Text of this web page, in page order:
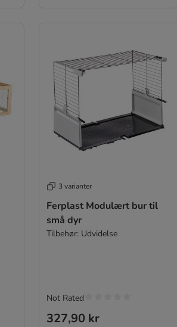
3 varianter
Ferplast Modulært bur til
små dyr
Tilbehør: Udvidelse
327,90 kr
Not Rated